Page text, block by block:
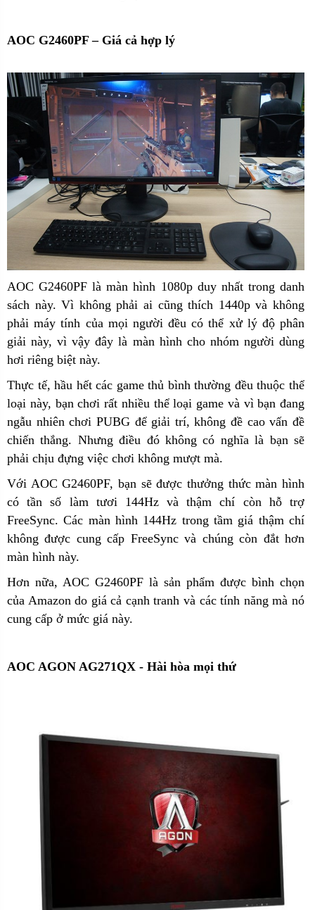
AOC G2460PF – Giá cả hợp lý
AOC G2460PF là màn hình 1080p duy nhất trong danh
sách này. Vì không phải ai cũng thích 1440p và không
phải máy tính của mọi người đều có thể xử lý độ phân
giải này, vì vậy đây là màn hình cho nhóm người dùng
hơi riêng biệt này.
Thực tế, hầu hết các game thủ bình thường đều thuộc thể
loại này, bạn chơi rất nhiều thể loại game và vì bạn đang
ngẫu nhiên chơi PUBG để giải trí, không đề cao vấn đề
chiến thắng. Nhưng điều đó không có nghĩa là bạn sẽ
phải chịu đựng việc chơi không mượt mà.
Với AOC G2460PF, bạn sẽ được thưởng thức màn hình
có tần số làm tươi 144Hz và thậm chí còn hỗ trợ
FreeSync. Các màn hình 144Hz trong tầm giá thậm chí
không được cung cấp FreeSync và chúng còn đắt hơn
màn hình này.
Hơn nữa, AOC G2460PF là sản phẩm được bình chọn
của Amazon do giá cả cạnh tranh và các tính năng mà nó
cung cấp ở mức giá này.
AOC AGON AG271QX - Hài hòa mọi thứ